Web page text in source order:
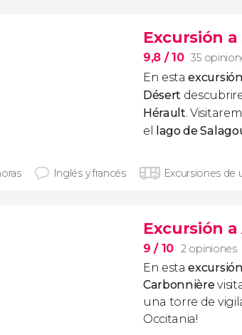
Excursión
9,8 / 10 35
En esta
Désert
Hérault.
el
lago de
Inglés y francés Excursiones de
Excursión
9/ 10 2 opiniones
En esta
Carbonnière
una torre de
Occitania!